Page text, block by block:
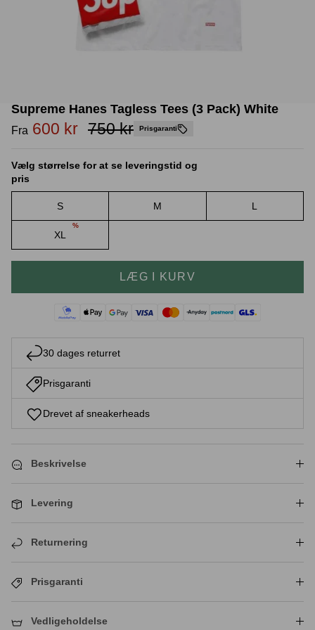
Sneaker rengøring
Supreme Hanes Tagless Tees (3 Pack) White
Fra 600 kr 750 kr Prisgaranti
Vælg størrelse for at se leveringstid og
pris
S M L
XL
%
LÆG I KURV
30 dages returret
Prisgaranti
Drevet af sneakerheads
Beskrivelse
Levering
Returnering
Prisgaranti
Vedligeholdelse